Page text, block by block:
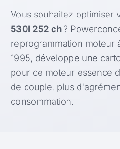
Vous souhaitez optimiser
530I 252 ch?
reprogrammation moteur
1995, développe une
pour ce moteur essence
de couple, plus
consommation.